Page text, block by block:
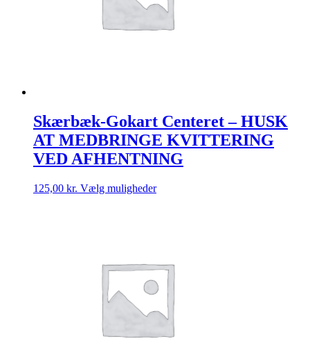
Skærbæk-Gokart Centeret – HUSK
AT MEDBRINGE KVITTERING
VED AFHENTNING
125,00 kr. Vælg mulighederDette
kan
vælges
på
varesiden